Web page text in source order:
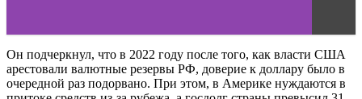
Он подчеркнул, что в 2022 году после того, как власти США
арестовали валютные резервы РФ, доверие к доллару было в
очередной раз подорвано. При этом, в Америке нуждаются в